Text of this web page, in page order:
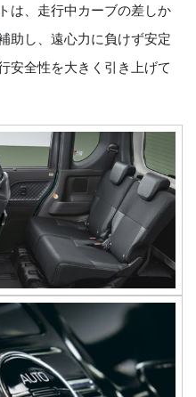
は、走行中カーブの差しか
助し、遠心力に負けず安定
安全性を大きく引き上げて